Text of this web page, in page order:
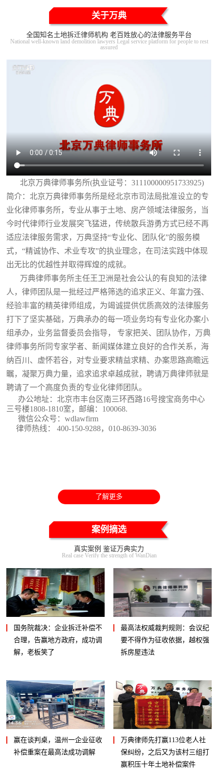
关于万典
全国知名土地拆迁律师机构 老百姓放心的法律服务平台
National well-known land demolition lawyers Legal service platform for people to rest
assured
北京万典律师事务所(执业证号：311100000951733925)
简介：北京万典律师事务所是经北京市司法局批准设立的专
业化律师事务所，专业从事于土地、房产领域法律服务，当
今时代律师行业发展突飞猛进，传统散兵游勇方式已经不再
适应法律服务需求，万典坚持“专业化、团队化”的服务模
式，“精诚协作、术业专攻”的执业理念，在司法实践中体现
出无比的优越性并取得辉煌的成就。
万典律师事务所主任王卫洲是社会公认的有良知的法律
人，律师团队是一批经过严格筛选的追求正义、年富力强、
经验丰富的精英律师组成，为竭诚提供优质高效的法律服务
打下了坚实基础，万典承办的每一项业务均有专业化办案小
组承办，业务监督委员会指导， 专家把关、团队协作，万典
律师事务所同专家学者、新闻媒体建立良好的合作关系，海
纳百川、虚怀若谷，对专业要求精益求精、办案思路高瞻远
瞩，凝聚万典力量，追求追求卓越成就，聘请万典律师就是
聘请了一个高度负责的专业化律师团队。
办公地址：北京市丰台区南三环西路16号搜宝商务中心
三号楼1808-1810室 ，邮编：100068.
微信公众号：wdlawfirm
律师热线： 400-150-9288，010-8639-3036
了解更多
案例摘选
真实案例 鉴证万典实力
Real case Verify the strength of WanDian
国务院裁决：企业拆迁补偿不
合理，告赢地方政府，成功调
解，老板笑了
最高法权威裁判规则：会议纪
要不得作为征收依据，越权强
拆房屋违法
赢在谈判桌，温州一企业征收
补偿重案在最高法成功调解
万典律师先打赢113位老人社
保纠纷，之后又为该村三组打
赢积压十年土地补偿案件